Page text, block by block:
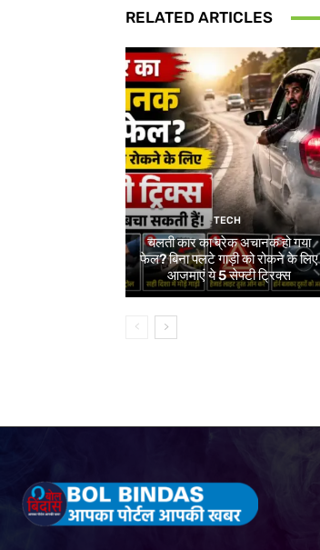
RELATED ARTICLES
TECH
चलती कार का ब्रेक अचानक हो गया
फेल? बिना पलटे गाड़ी को रोकने के लिए
आजमाएं ये 5 सेफ्टी ट्रिक्स